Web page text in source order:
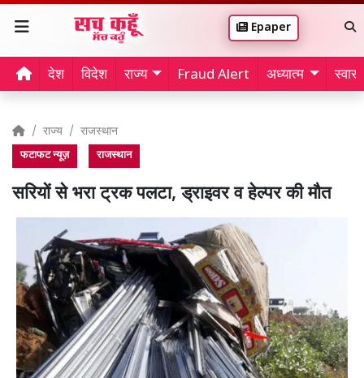
Epaper
देश विदेश राज्य Fraud Alert अध्यात्म
राज्य राजस्थान
फटाफट न्यूज़ राजस्थान
सरियों से भरा ट्रक पलटा, ड्राइवर व हेल्पर की मौत